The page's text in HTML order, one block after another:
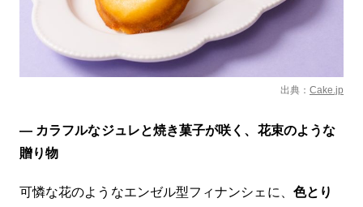
出典： Cake.jp
— カラフルなジュレと焼き菓子が咲く、花束のような
贈り物
可憐な花のようなエンゼル型フィナンシェに、 色とり